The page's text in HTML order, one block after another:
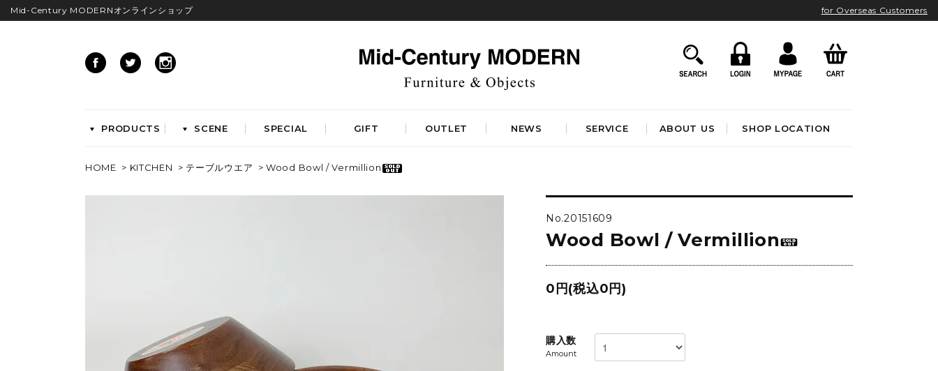
Mid-Century MODERNオンラインショップ for Overseas Customers
PRODUCTS SCENE SPECIAL GIFT OUTLET NEWS SERVICE ABOUT US SHOP LOCATION
シートパッド&クッション
パーツ&リペア
シェルフ&チェスト
ラック&スタンド
RUGS
ベーシックラグマット
KITCHEN
アート&オブジェ
ファッション
BEDROOM
HOME > KITCHEN > テーブルウエア > Wood Bowl / Vermillion
No.20151609
Wood Bowl / Vermillion
0円(税込0円)
購入数
Amount